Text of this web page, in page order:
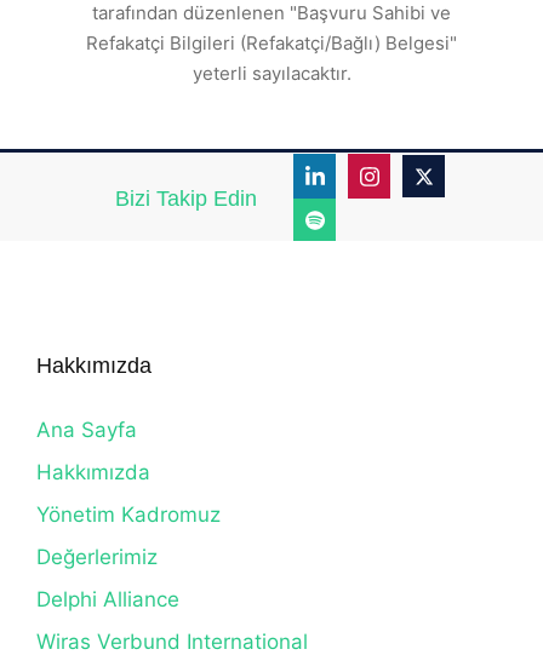
tarafından düzenlenen "Başvuru Sahibi ve
Refakatçi Bilgileri (Refakatçi/Bağlı) Belgesi"
yeterli sayılacaktır.
Bizi Takip Edin
Hakkımızda
Ana Sayfa
Hakkımızda
Yönetim Kadromuz
Değerlerimiz
Delphi Alliance
Wiras Verbund International